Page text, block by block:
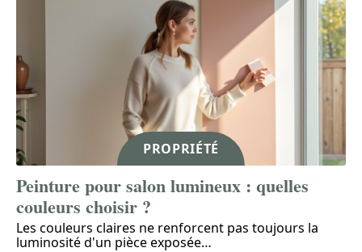
PROPRIÉTÉ
Peinture pour salon lumineux : quelles
couleurs choisir ?
Les couleurs claires ne renforcent pas toujours la
luminosité d'un pièce exposée…